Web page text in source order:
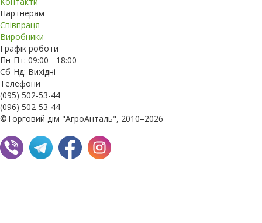
Партнерам
Співпраця
Виробники
Графік роботи
Пн-Пт: 09:00 - 18:00
Сб-Нд: Вихідні
Телефони
(095) 502-53-44
(096) 502-53-44
©Торговий дім "АгроАнталь", 2010–2026